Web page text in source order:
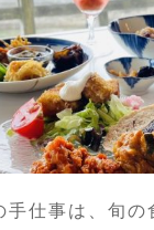
手仕事は、旬の